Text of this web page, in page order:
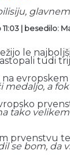
| besedilo:
le
tudi
medaljo, a
tako
prvenstvu
se bom, da